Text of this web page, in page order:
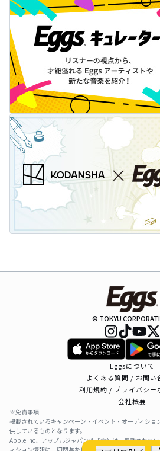
© TOKYU
Eggsについて
よくある質問 / お問い
利用規約 / プライバシー
会社概要
※免責事項
掲載されているキャンペーン・イベント・オーディショ
供しているものとなります。
Apple Inc、アップルジャパン株式会社は、掲載されて